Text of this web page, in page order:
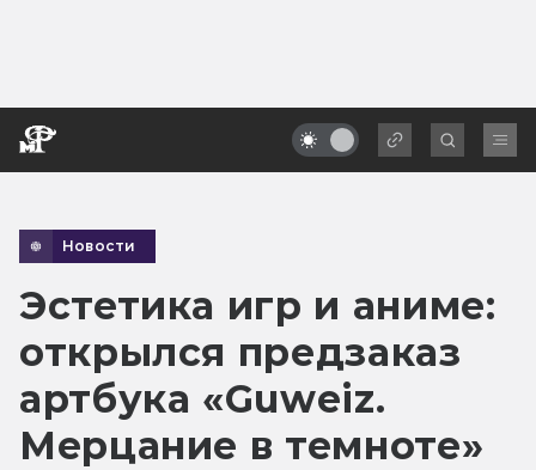
Новости
Эстетика игр и аниме:
открылся предзаказ
артбука «Guweiz.
Мерцание в темноте»